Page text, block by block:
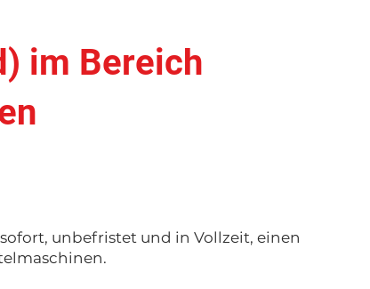
im Bereich
unbefristet und in Vollzeit, einen